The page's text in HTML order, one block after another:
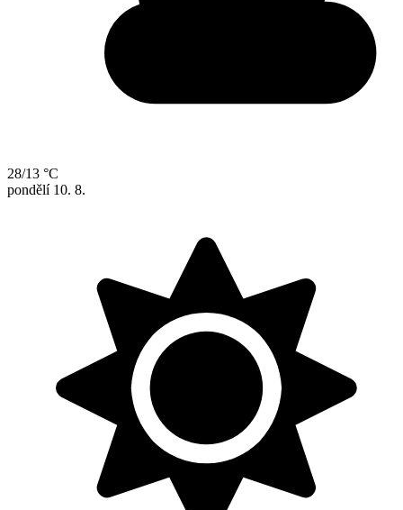
28/13 °C
pondělí 10. 8.